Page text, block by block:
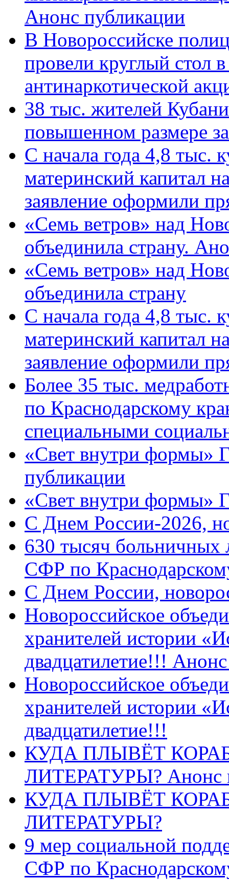
Анонс публикации
В Новороссийске
провели круглый стол
антинаркотической
38 тыс. жителей
повышенном размере
С начала года 4,8 тыс.
материнский капитал
заявление оформили
«Семь ветров» над
объединила страну.
«Семь ветров» над
объединила страну
С начала года 4,8 тыс.
материнский капитал
заявление оформили
Более 35 тыс.
по Краснодарскому
специальными
«Свет внутри формы»
публикации
«Свет внутри формы»
C Днем России-2026,
630 тысяч больничных
СФР по
C Днем России,
Новороссийское
хранителей истории
двадцатилетие!!!
Новороссийское
хранителей истории
двадцатилетие!!!
КУДА ПЛЫВЁТ
ЛИТЕРАТУРЫ? Анонс
КУДА ПЛЫВЁТ
ЛИТЕРАТУРЫ?
9 мер социальной
СФР по